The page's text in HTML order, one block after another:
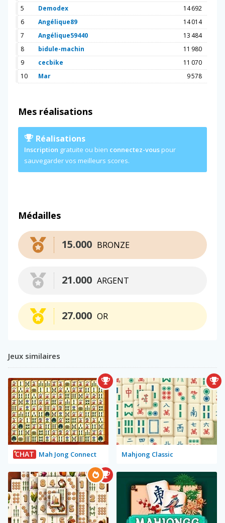
5
Demodex
14 692
6
Angélique89
14 014
7
Angélique59440
13 484
8
bidule-machin
11 980
9
cecbike
11 070
10
Mar 9 578
Mes réalisations
Réalisations
Inscription gratuite ou bien connectez-vous pour
sauvegarder vos meilleurs scores.
Médailles
BRONZE
15.000
ARGENT
21.000
OR
27.000
Jeux similaires
CHAT Mah Jong Connect Mahjong Classic